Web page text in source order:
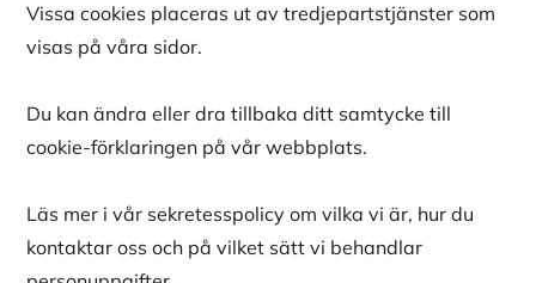
Vissa cookies placeras ut av tredjepartstjänster som
visas på våra sidor.
Du kan ändra eller dra tillbaka ditt samtycke till
cookie-förklaringen på vår webbplats.
Läs mer i vår sekretesspolicy om vilka vi är, hur du
kontaktar oss och på vilket sätt vi behandlar